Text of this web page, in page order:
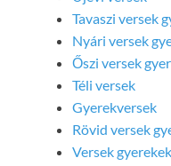
Tavaszi versek
Nyári versek
Őszi versek
Téli versek
Gyerekversek
Rövid versek
Versek